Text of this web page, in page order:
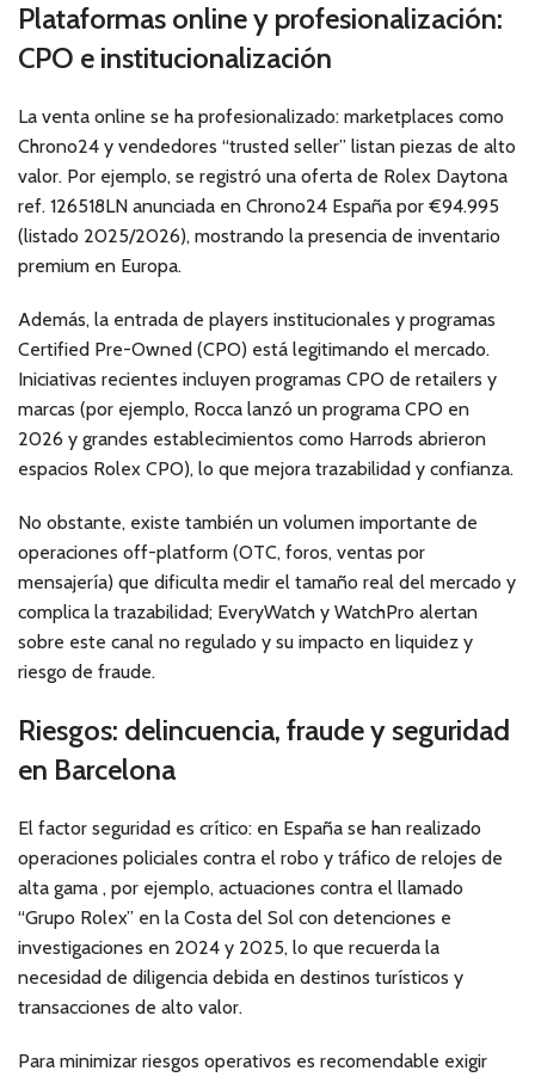
Plataformas online y profesionalización:
CPO e institucionalización
La venta online se ha profesionalizado: marketplaces como
Chrono24 y vendedores “trusted seller” listan piezas de alto
valor. Por ejemplo, se registró una oferta de Rolex Daytona
ref. 126518LN anunciada en Chrono24 España por €94.995
(listado 2025/2026), mostrando la presencia de inventario
premium en Europa.
Además, la entrada de players institucionales y programas
Certified Pre-Owned (CPO) está legitimando el mercado.
Iniciativas recientes incluyen programas CPO de retailers y
marcas (por ejemplo, Rocca lanzó un programa CPO en
2026 y grandes establecimientos como Harrods abrieron
espacios Rolex CPO), lo que mejora trazabilidad y confianza.
No obstante, existe también un volumen importante de
operaciones off-platform (OTC, foros, ventas por
mensajería) que dificulta medir el tamaño real del mercado y
complica la trazabilidad; EveryWatch y WatchPro alertan
sobre este canal no regulado y su impacto en liquidez y
riesgo de fraude.
Riesgos: delincuencia, fraude y seguridad
en Barcelona
El factor seguridad es crítico: en España se han realizado
operaciones policiales contra el robo y tráfico de relojes de
alta gama , por ejemplo, actuaciones contra el llamado
“Grupo Rolex” en la Costa del Sol con detenciones e
investigaciones en 2024 y 2025, lo que recuerda la
necesidad de diligencia debida en destinos turísticos y
transacciones de alto valor.
Para minimizar riesgos operativos es recomendable exigir